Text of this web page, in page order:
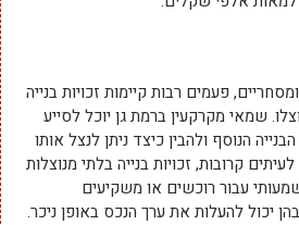
פעמים רבות קיימות זכויות בנייה
שמאי מקרקעין ברמת גן יוכל לסייע
הנוסף ולהבין כיצד ניתן לנצל אותו
קרובות, זכויות בנייה בלתי מנוצלות
עבור רוכשים או משקיעים
יכול להעלות את ערך הנכס באופן ניכר.